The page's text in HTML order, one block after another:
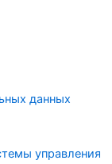
данных
управления